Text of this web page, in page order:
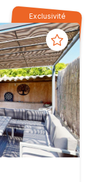
Exclusivité